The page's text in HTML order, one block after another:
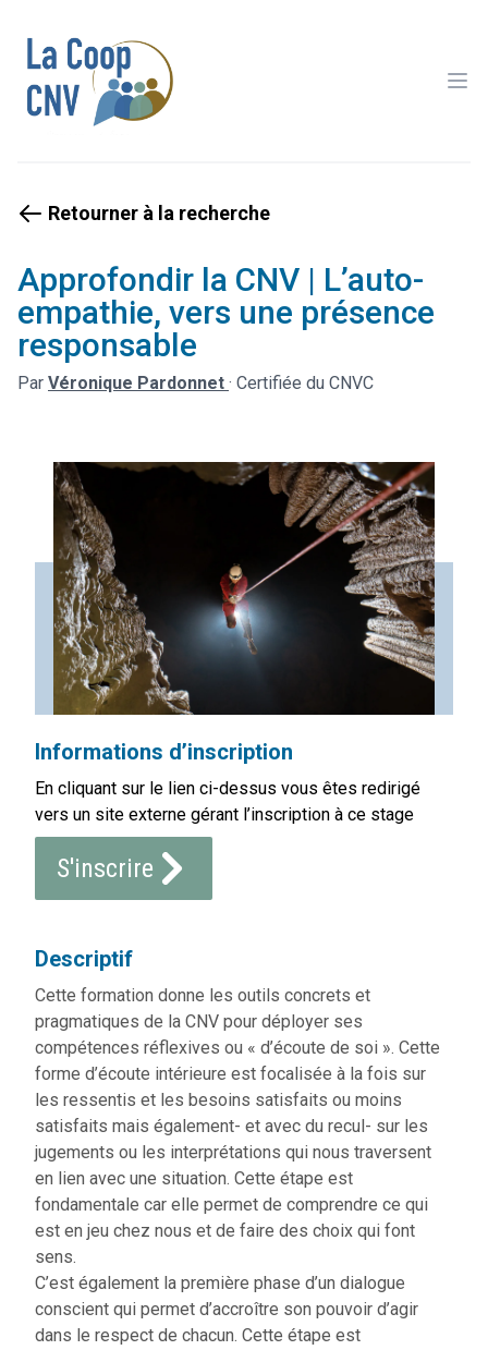
Retourner à la recherche
Approfondir la CNV | L’auto-
empathie, vers une présence
responsable
Par Véronique Pardonnet · Certifiée du CNVC
Informations d’inscription
En cliquant sur le lien ci-dessus vous êtes redirigé
vers un site externe gérant l’inscription à ce stage
S'inscrire
Descriptif
Cette formation donne les outils concrets et
pragmatiques de la CNV pour déployer ses
compétences réflexives ou « d’écoute de soi ». Cette
forme d’écoute intérieure est focalisée à la fois sur
les ressentis et les besoins satisfaits ou moins
satisfaits mais également- et avec du recul- sur les
jugements ou les interprétations qui nous traversent
en lien avec une situation. Cette étape est
fondamentale car elle permet de comprendre ce qui
est en jeu chez nous et de faire des choix qui font
sens.
C’est également la première phase d’un dialogue
conscient qui permet d’accroître son pouvoir d’agir
dans le respect de chacun. Cette étape est